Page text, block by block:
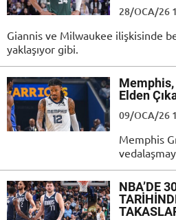
28/OCA/26
Giannis ve Milwaukee ilişkisinde
yaklaşıyor gibi.
Memphis,
Elden
09/OCA/26
Memphis
NBA’DE